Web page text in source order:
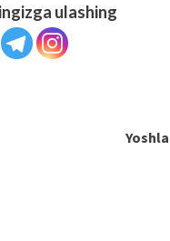
ulashing